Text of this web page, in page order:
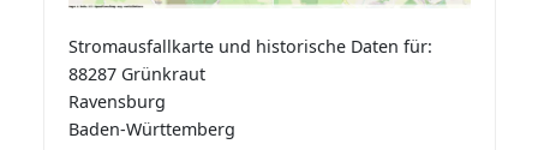
Stromausfallkarte und historische Daten für:
88287 Grünkraut
Ravensburg
Baden-Württemberg